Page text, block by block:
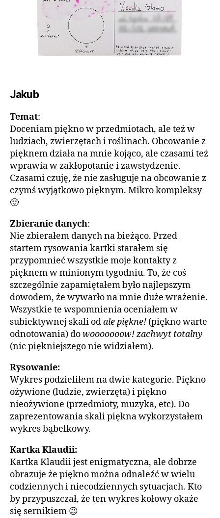
Jakub
Temat:
Doceniam piękno w przedmiotach, ale też w
ludziach, zwierzętach i roślinach. Obcowanie z
pięknem działa na mnie kojąco, ale czasami też
wprawia w zakłopotanie i zawstydzenie.
Czasami czuję, że nie zasługuje na obcowanie z
czymś wyjątkowo pięknym. Mikro kompleksy
🙂
Zbieranie danych:
Nie zbierałem danych na bieżąco. Przed
startem rysowania kartki starałem się
przypomnieć wszystkie moje kontakty z
pięknem w minionym tygodniu. To, że coś
szczególnie zapamiętałem było najlepszym
dowodem, że wywarło na mnie duże wrażenie.
Wszystkie te wspomnienia oceniałem w
subiektywnej skali odale piękne! (piękno warte
odnotowania) dowooooooow!zachwyt totalny
(nic piękniejszego nie widziałem).
Rysowanie:
Wykres podzieliłem na dwie kategorie. Piękno
ożywione (ludzie, zwierzęta) i piękno
nieożywione (przedmioty, muzyka, etc). Do
zaprezentowania skali piękna wykorzystałem
wykres bąbelkowy.
Kartka Klaudii:
Kartka Klaudii jest enigmatyczna, ale dobrze
obrazuje że piękno można odnaleźć w wielu
codziennych i niecodziennych sytuacjach. Kto
by przypuszczał, że ten wykres kołowy okaże
się sernikiem 😉